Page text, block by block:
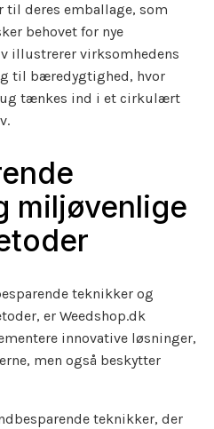
til deres emballage, som
behovet for nye
illustrerer virksomhedens
til bæredygtighed, hvor
tænkes ind i et cirkulært
miljøvenlige
teknikker og
er Weedshop.dk
innovative løsninger,
men også beskytter
teknikker, der